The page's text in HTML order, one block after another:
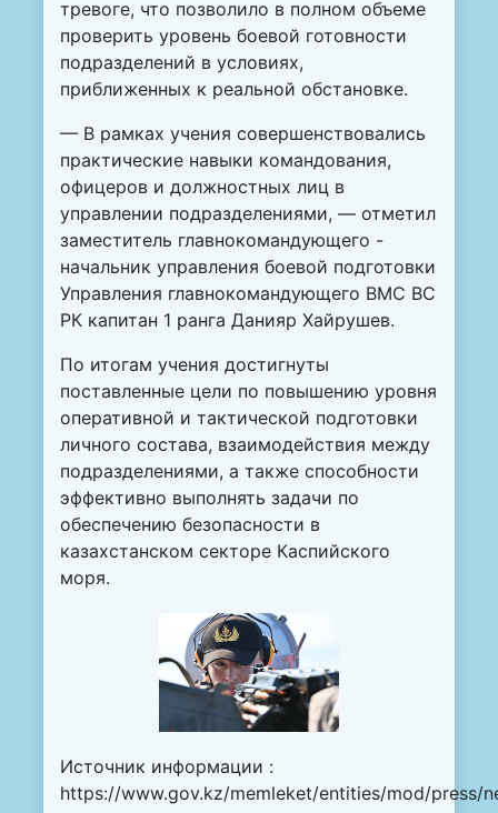
тревоге, что позволило в полном объеме
проверить уровень боевой готовности
подразделений в условиях,
приближенных к реальной обстановке.
— В рамках учения совершенствовались
практические навыки командования,
офицеров и должностных лиц в
управлении подразделениями, — отметил
заместитель главнокомандующего -
начальник управления боевой подготовки
Управления главнокомандующего ВМС ВС
РК капитан 1 ранга Данияр Хайрушев.
По итогам учения достигнуты
поставленные цели по повышению уровня
оперативной и тактической подготовки
личного состава, взаимодействия между
подразделениями, а также способности
эффективно выполнять задачи по
обеспечению безопасности в
казахстанском секторе Каспийского
моря.
Источник информации :
https://www.gov.kz/memleket/entities/mod/press/